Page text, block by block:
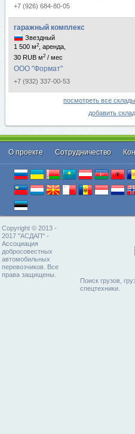
+7 (926) 684-80-05
гаражный комплекс
Звездный
1 500 м2
, аренда,
30 RUB м2 / мес
ООО "Формат"
+7 (932) 337-00-53
посмотреть все склады
добавить склад
О проекте Cотрудничество
Copyright © 2013 -
2017 "АСДАП" -
Ассоциация
добросовестных
автомобильных
перевозчиков. Все
права защищены.
Поиск грузов,
спецтехники.